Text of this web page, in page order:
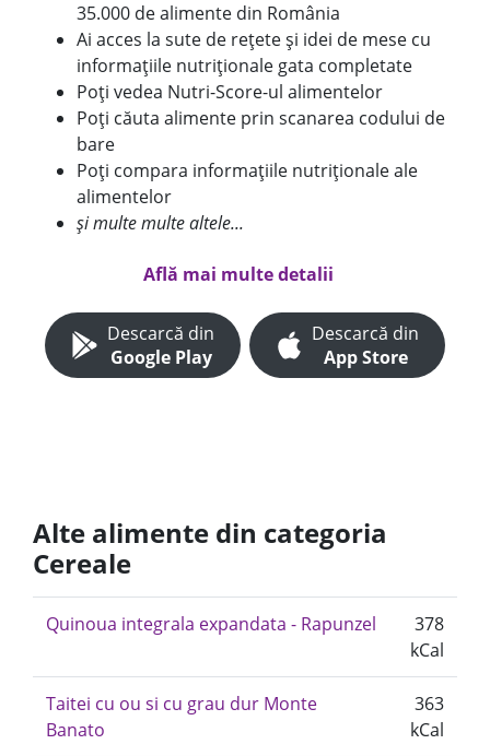
35.000 de alimente din România
Ai acces la sute de rețete și idei de mese cu
informațiile nutriționale gata completate
Poți vedea Nutri-Score-ul alimentelor
Poți căuta alimente prin scanarea codului de
bare
Poți compara informațiile nutriționale ale
alimentelor
și multe multe altele...
Află mai multe detalii
Descarcă din
Google Play
Descarcă din
App Store
Alte alimente din categoria
Cereale
Quinoua integrala expandata - Rapunzel
378
kCal
Taitei cu ou si cu grau dur Monte
Banato
363
kCal